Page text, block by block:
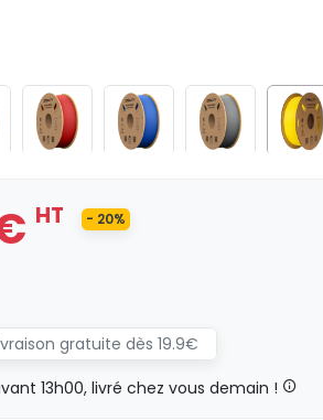
HT - 20%
gratuite dès 19.9€
13h00, livré chez vous demain !